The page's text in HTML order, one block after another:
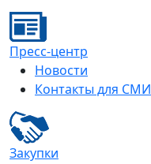
Пресс-центр
Новости
Контакты для СМИ
Закупки